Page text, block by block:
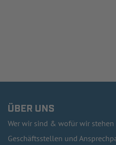
ÜBER UNS
Wer wir sind & wofür wir stehen
Geschäftsstellen und